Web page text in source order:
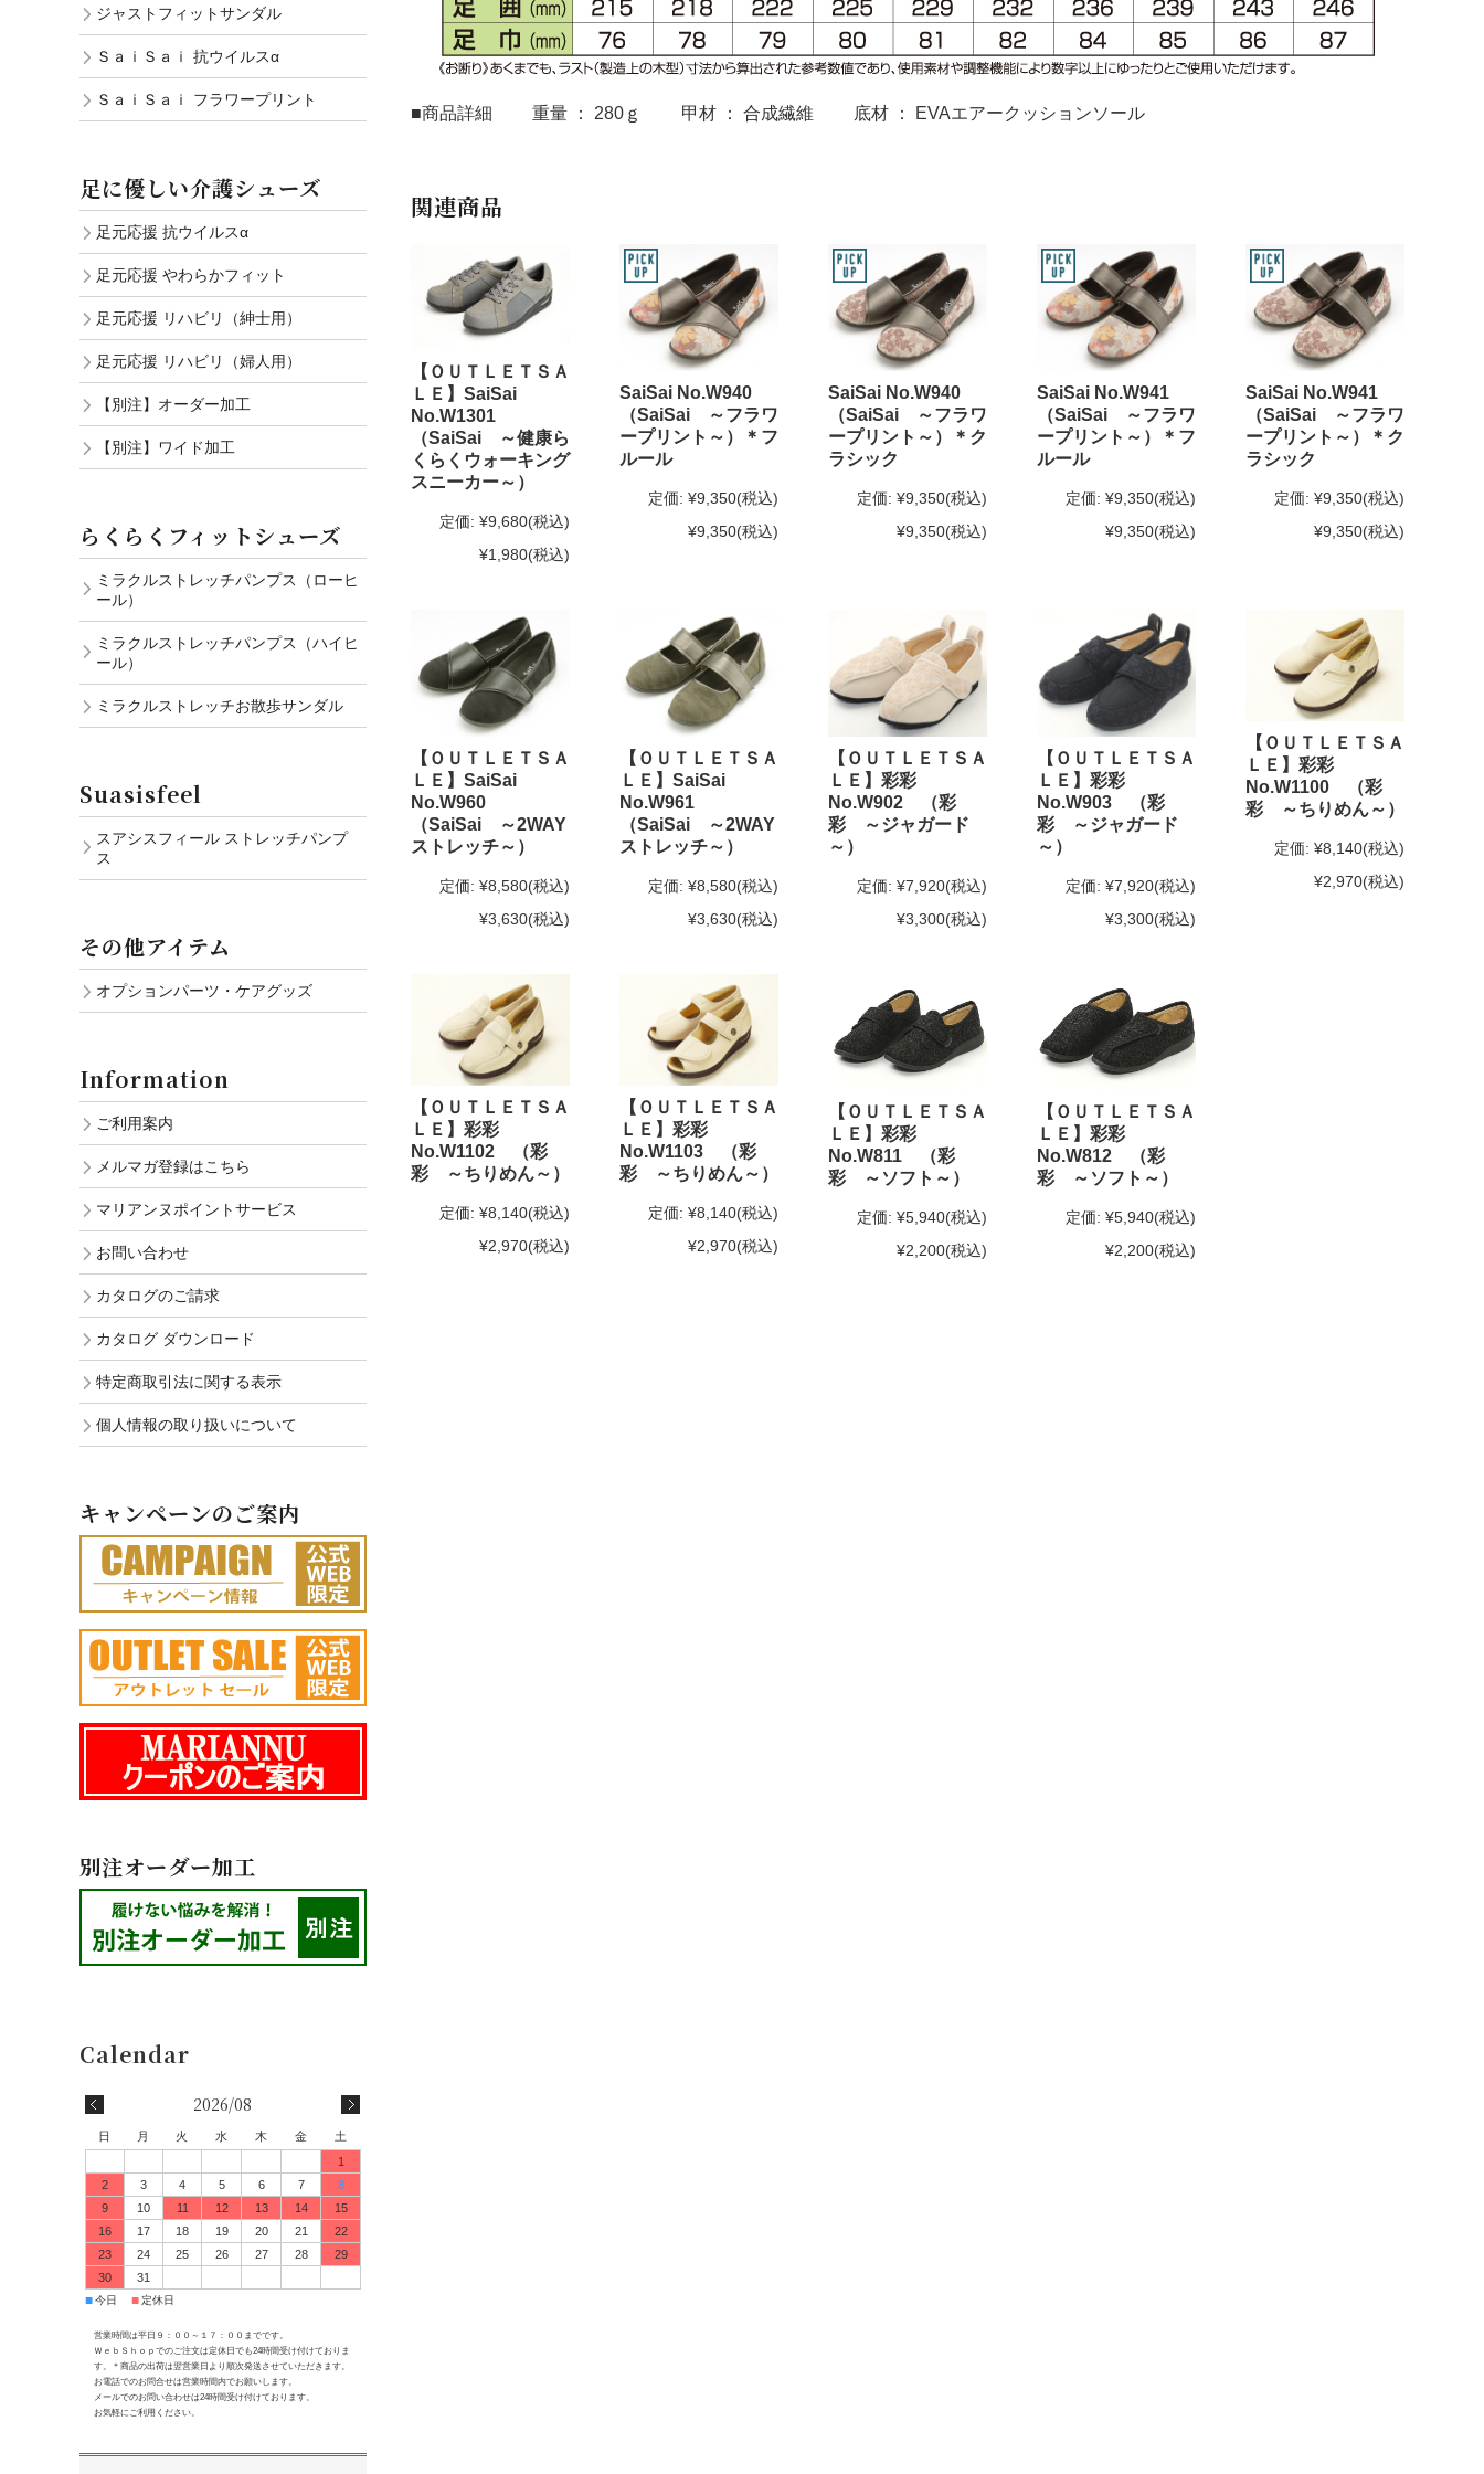
■商品詳細 重量 ： 280ｇ 甲材 ： 合成繊維 底材 ： EVAエアークッションソール
関連商品
【ＯＵＴＬＥＴＳＡ
ＬＥ】SaiSai
No.W1301
（SaiSai ～健康ら
くらくウォーキング
スニーカー～）
定価: ¥9,680(税込)
¥1,980(税込)
SaiSai No.W940
（SaiSai ～フラワ
ープリント～）＊フ
ルール
定価: ¥9,350(税込)
¥9,350(税込)
SaiSai No.W940
（SaiSai ～フラワ
ープリント～）＊ク
ラシック
定価: ¥9,350(税込)
¥9,350(税込)
SaiSai No.W941
（SaiSai ～フラワ
ープリント～）＊フ
ルール
定価: ¥9,350(税込)
¥9,350(税込)
SaiSai No.W941
（SaiSai ～フラワ
ープリント～）＊ク
ラシック
定価: ¥9,350(税込)
¥9,350(税込)
【ＯＵＴＬＥＴＳＡ
ＬＥ】SaiSai
No.W960
（SaiSai ～2WAY
ストレッチ～）
定価: ¥8,580(税込)
¥3,630(税込)
【ＯＵＴＬＥＴＳＡ
ＬＥ】SaiSai
No.W961
（SaiSai ～2WAY
ストレッチ～）
定価: ¥8,580(税込)
¥3,630(税込)
【ＯＵＴＬＥＴＳＡ
ＬＥ】彩彩
No.W902 （彩
彩 ～ジャガード
～）
定価: ¥7,920(税込)
¥3,300(税込)
【ＯＵＴＬＥＴＳＡ
ＬＥ】彩彩
No.W903 （彩
彩 ～ジャガード
～）
定価: ¥7,920(税込)
¥3,300(税込)
【ＯＵＴＬＥＴＳＡ
ＬＥ】彩彩
No.W1100 （彩
彩 ～ちりめん～）
定価: ¥8,140(税込)
¥2,970(税込)
【ＯＵＴＬＥＴＳＡ
ＬＥ】彩彩
No.W1102 （彩
彩 ～ちりめん～）
定価: ¥8,140(税込)
¥2,970(税込)
【ＯＵＴＬＥＴＳＡ
ＬＥ】彩彩
No.W1103 （彩
彩 ～ちりめん～）
定価: ¥8,140(税込)
¥2,970(税込)
【ＯＵＴＬＥＴＳＡ
ＬＥ】彩彩
No.W811 （彩
彩 ～ソフト～）
定価: ¥5,940(税込)
¥2,200(税込)
【ＯＵＴＬＥＴＳＡ
ＬＥ】彩彩
No.W812 （彩
彩 ～ソフト～）
定価: ¥5,940(税込)
¥2,200(税込)
ジャストフィットサンダル
ＳａｉＳａｉ 抗ウイルスα
ＳａｉＳａｉ フラワープリント
足に優しい介護シューズ
足元応援 抗ウイルスα
足元応援 やわらかフィット
足元応援 リハビリ（紳士用）
足元応援 リハビリ（婦人用）
【別注】オーダー加工
【別注】ワイド加工
らくらくフィットシューズ
ミラクルストレッチパンプス（ローヒ
ール）
ミラクルストレッチパンプス（ハイヒ
ール）
ミラクルストレッチお散歩サンダル
Suasisfeel
スアシスフィール ストレッチパンプ
ス
その他アイテム
オプションパーツ・ケアグッズ
Information
ご利用案内
メルマガ登録はこちら
マリアンヌポイントサービス
お問い合わせ
カタログのご請求
カタログ ダウンロード
特定商取引法に関する表示
個人情報の取り扱いについて
キャンペーンのご案内
別注オーダー加工
2026/08
日 月 火 水 木 金
土
1
2
3 4 5 6 7
8
9
10 11 12 13 14
15
16
17 18 19 20 21
22
23
24 25 26 27 28
29
30
31
■今日 ■定休日
営業時間は平日９：００～１７：００までです。
ＷｅｂＳｈｏｐでのご注文は定休日でも24時間受け付けておりま
す。＊商品の出荷は翌営業日より順次発送させていただきます。
お電話でのお問合せは営業時間内でお願いします。
メールでのお問い合わせは24時間受け付けております。
お気軽にご利用ください。